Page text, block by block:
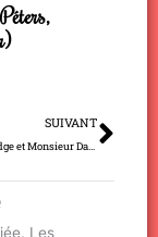
SUIVANT
Monsieur Dandridge et Monsieur Darcy
Les